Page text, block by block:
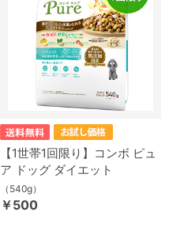
【1世帯1回限り】コンボ ピュ
ア ドッグ ダイエット
（540g）
￥500